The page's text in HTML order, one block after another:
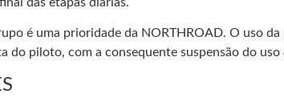
é uma prioridade da NORTHROAD. O uso
do piloto, com a consequente suspensão do